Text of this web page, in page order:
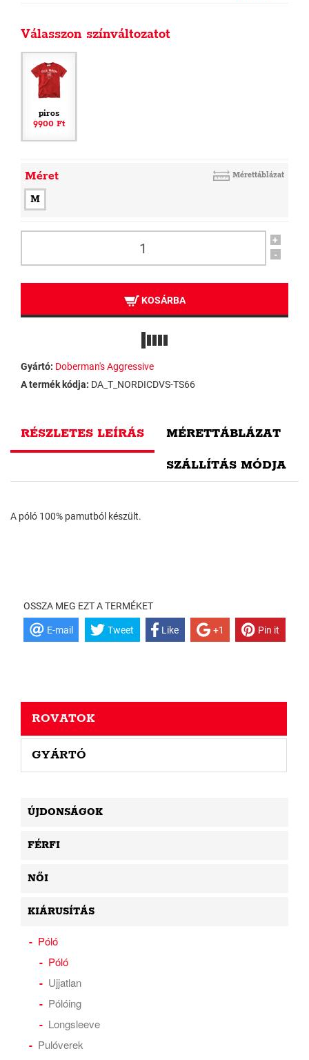
Válasszon színváltozatot
piros
9900 Ft
Méret Mérettáblázat
M
+
-
KOSÁRBA
Gyártó: Doberman's Aggressive
A termék kódja: DA_T_NORDICDVS-TS66
RÉSZLETES LEÍRÁS MÉRETTÁBLÁZAT
SZÁLLÍTÁS MÓDJA
A póló 100% pamutból készült.
OSSZA MEG EZT A TERMÉKET
E-mail Tweet Like +1 Pin it
ROVATOK
GYÁRTÓ
ÚJDONSÁGOK
FÉRFI
NŐI
KIÁRUSÍTÁS
Póló
Póló
Ujjatlan
Pólóing
Longsleeve
Pulóverek